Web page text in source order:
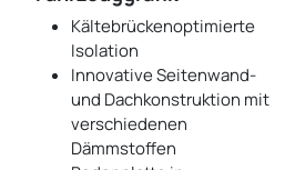
Kältebrückenoptimierte
Isolation
Innovative Seitenwand-
und Dachkonstruktion mit
verschiedenen
Dämmstoffen